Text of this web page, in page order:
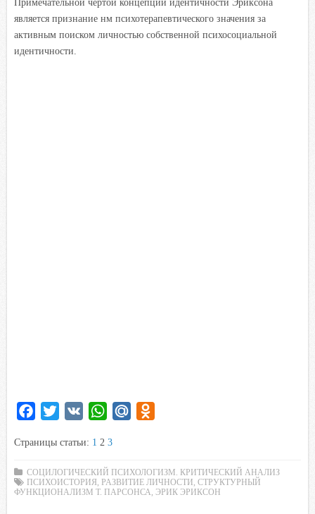
является признание нм психотерапевтического значения за
активным поиском личностью собственной психосоциальной
идентичности.
c
b
i
t
W
a
t
s
.
k
Страницы статьи: 1 2 3
СОЦИЛОГИЧЕСКИЙ ПСИХОЛОГИЗМ. КРИТИЧЕСКИЙ АНАЛИЗ
ПСИХОИСТОРИЯ
РАЗВИТИЕ ЛИЧНОСТИ СТРУКТУРНЫЙ
ФУНКЦИОНАЛИЗМ Т. ПАРСОНСА
ЭРИК ЭРИКСОН